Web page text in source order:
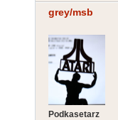
grey/msb
Podkasetarz